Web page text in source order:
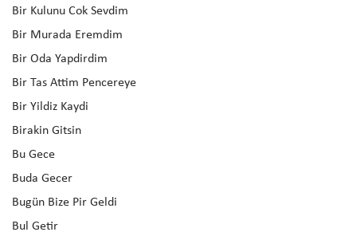
Bir Kulunu Cok Sevdim
Bir Murada Eremdim
Bir Oda Yapdirdim
Bir Tas Attim Pencereye
Bir Yildiz Kaydi
Birakin Gitsin
Bu Gece
Buda Gecer
Bugün Bize Pir Geldi
Bul Getir